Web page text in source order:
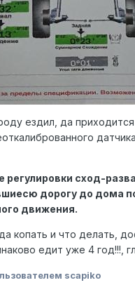
ездил, да
регулировки сход-
дорогу до дома
движения.
копать и что делать,
едит уже 4 год!!!,
scapiko